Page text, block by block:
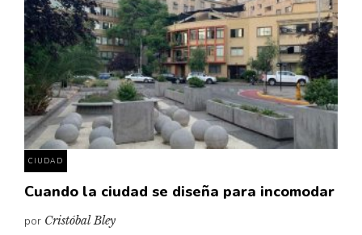
CIUDAD
Cuando la ciudad se diseña para incomodar
por Cristóbal Bley